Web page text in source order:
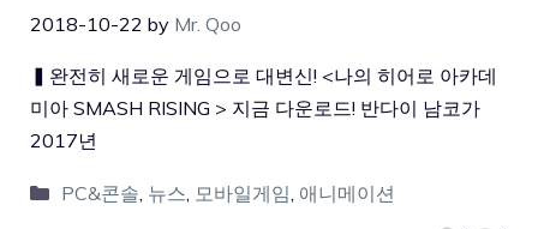
2018-10-22 by Mr. Qoo
▍완전히 새로운 게임으로 대변신! <나의 히어로 아카데
미아 SMASH RISING > 지금 다운로드! 반다이 남코가
2017년
PC&콘솔, 뉴스, 모바일게임, 애니메이션